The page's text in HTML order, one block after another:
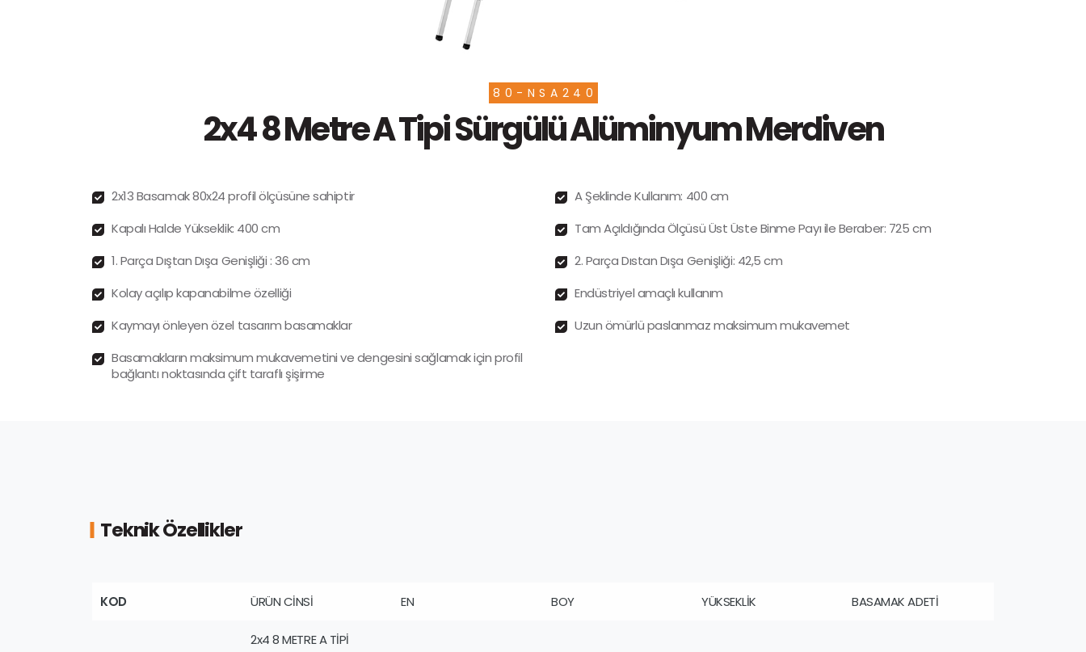
80-NSA240
2x4 8 Metre A Tipi Sürgülü Alüminyum Merdiven
2x13 Basamak 80x24 profil ölçüsüne sahiptir
A Şeklinde Kullanım: 400 cm
Kapalı Halde Yükseklik: 400 cm
Tam Açıldığında Ölçüsü Üst Üste Binme Payı ile Beraber: 725 cm
1. Parça Dıştan Dışa Genişliği : 36 cm
2. Parça Dıstan Dışa Genişliği: 42,5 cm
Kolay açılıp kapanabilme özelliği
Endüstriyel amaçlı kullanım
Kaymayı önleyen özel tasarım basamaklar
Uzun ömürlü paslanmaz maksimum mukavemet
Basamakların maksimum mukavemetini ve dengesini sağlamak için profil
bağlantı noktasında çift taraflı şişirme
Teknik Özellikler
KOD ÜRÜN CİNSİ EN BOY YÜKSEKLİK BASAMAK ADETİ
2x4 8 METRE A TİPİ